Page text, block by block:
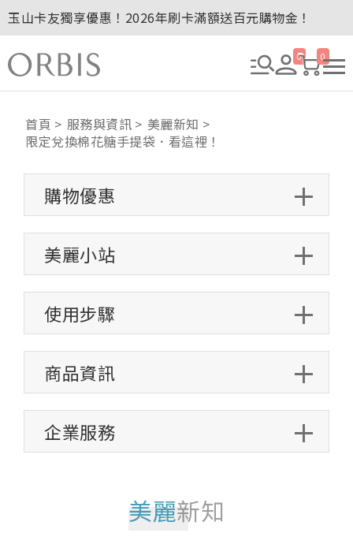
玉山卡友獨享優惠！2026年刷卡滿額送百元購物金！
2027年清新會員募集開跑！
全新回饋！聯邦卡友刷卡滿額送百元購物金！
贈品贈畢公告：ORBIS大理石紋午茶杯
贈品贈畢公告：ORBIS針織手提袋
0 0
首頁 服務與資訊
美麗新知
限定兌換棉花糖手提袋．看這裡！
購物優惠
美麗小站
使用步驟
商品資訊
企業服務
美麗新知